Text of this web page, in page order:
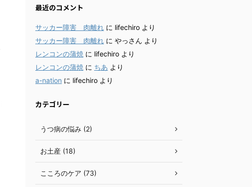
最近のコメント
サッカー障害 肉離れ に lifechiro より
サッカー障害 肉離れ に やっさん より
レンコンの蒲焼 に lifechiro より
レンコンの蒲焼 に ちあ より
a-nation に lifechiro より
カテゴリー
うつ病の悩み (2)
お土産 (18)
こころのケア (73)